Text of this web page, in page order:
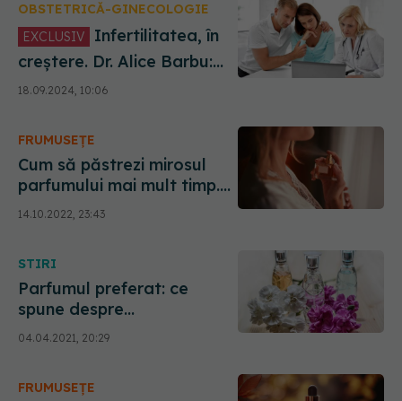
OBSTETRICĂ-GINECOLOGIE
EXCLUSIV
creștere. Dr. Alice Barbu:
Din cauza obiceiurilor
toxice și substanțelor din
intimă
18.09.2024, 10:06
FRUMUSEȚE
Cum să păstrezi mirosul
parfumului mai mult timp.
Ce rol are pielea și cum
influențează mâncarea
14.10.2022, 23:43
STIRI
Parfumul preferat: ce
spune despre
personalitatea ta
04.04.2021, 20:29
FRUMUSEȚE